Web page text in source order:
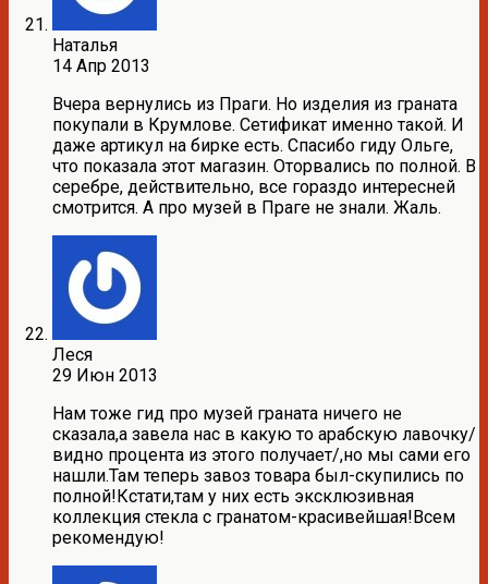
Наталья
14 Апр 2013
Вчера вернулись из Праги. Но изделия из граната
покупали в Крумлове. Сетификат именно такой. И
даже артикул на бирке есть. Спасибо гиду Ольге,
что показала этот магазин. Оторвались по полной. В
серебре, действительно, все гораздо интересней
смотрится. А про музей в Праге не знали. Жаль.
Леся
29 Июн 2013
Нам тоже гид про музей граната ничего не
сказала,а завела нас в какую то арабскую лавочку/
видно процента из этого получает/,но мы сами его
нашли.Там теперь завоз товара был-скупились по
полной!Кстати,там у них есть эксклюзивная
коллекция стекла с гранатом-красивейшая!Всем
рекомендую!